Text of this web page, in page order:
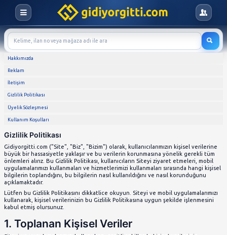
Hakkımızda
İletişim
Gizlilik Politikası
Üyelik Sözleşmesi
Kullanım Koşulları
Gizlilik Politikası
Gidiyorgitti.com ("Site", "Biz", "Bizim") olarak,
büyük bir hassasiyetle yaklaşır ve bu verilerin
önlemleri alırız. Bu Gizlilik Politikası, kullanıcıların Siteyi